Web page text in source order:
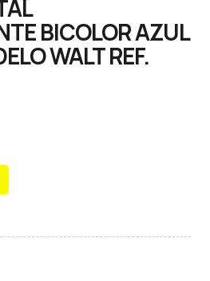
BICOLOR AZUL
WALT REF.